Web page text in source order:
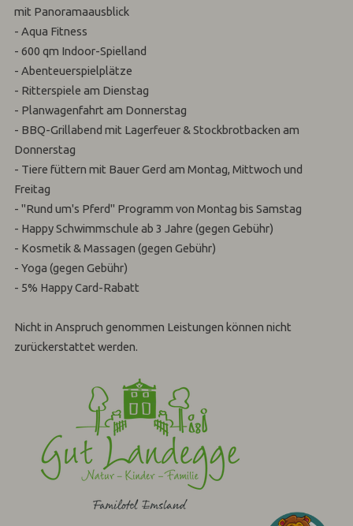
mit Panoramaausblick
- Aqua Fitness
- 600 qm Indoor-Spielland
- Abenteuerspielplätze
- Ritterspiele am Dienstag
- Planwagenfahrt am Donnerstag
- BBQ-Grillabend mit Lagerfeuer & Stockbrotbacken am
Donnerstag
- Tiere füttern mit Bauer Gerd am Montag, Mittwoch und
Freitag
- "Rund um's Pferd" Programm von Montag bis Samstag
- Happy Schwimmschule ab 3 Jahre (gegen Gebühr)
- Kosmetik & Massagen (gegen Gebühr)
- Yoga (gegen Gebühr)
- 5% Happy Card-Rabatt
Nicht in Anspruch genommen Leistungen können nicht
zurückerstattet werden.